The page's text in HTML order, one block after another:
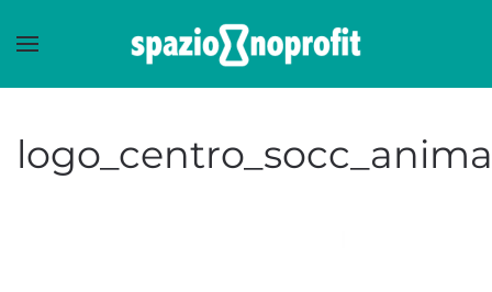
Skip to main content